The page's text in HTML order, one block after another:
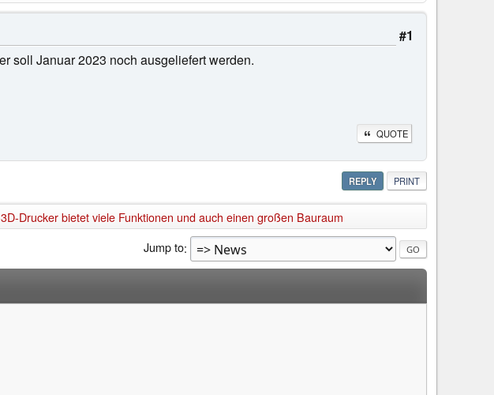
#1
soll Januar 2023 noch ausgeliefert werden.
QUOTE
REPLY PRINT
Drucker bietet viele Funktionen und auch einen großen Bauraum
Jump to